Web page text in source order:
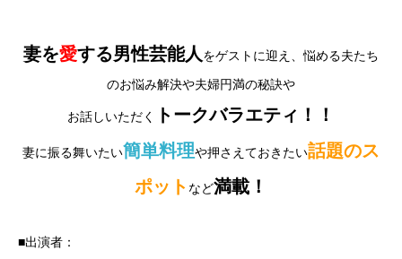
妻を愛する男性芸能人 をゲストに迎え、悩める夫たち
のお悩み解決や夫婦円満の秘訣や
お話しいただく トークバラエティ！！
妻に振る舞いたい簡単料理や押さえておきたい話題のス
ポット など満載！
■出演者：